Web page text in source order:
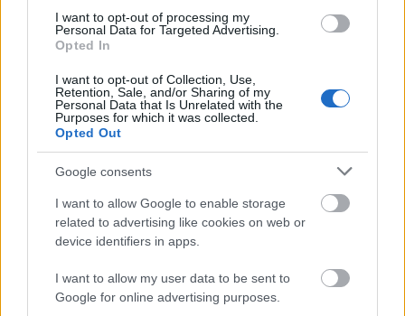
I want to opt-out of processing my
Personal Data for Targeted Advertising.
Opted In
I want to opt-out of Collection, Use,
Retention, Sale, and/or Sharing of my
Personal Data that Is Unrelated with the
Purposes for which it was collected.
Opted Out
Google consents
I want to allow Google to enable storage
related to advertising like cookies on web or
device identifiers in apps.
I want to allow my user data to be sent to
Google for online advertising purposes.
Renault και τη Stellantis να παράγουν χιλιάδες
αυτοκίνητα την ημέρα, υποστηριζόμενα από
δεκάδες καταξιωμένους Αμερικανούς
προμηθευτές. Τώρα ριζώνει και μια αλυσίδα
εφοδιασμού μπαταριών EV. Οι ισχυρές εμπορικές
σχέσεις του Μαρόκου με την Ευρώπη και τις ΗΠΑ,
μαζί με τη φιλόξενη στάση του απέναντι στις
άμεσες ξένες επενδύσεις, το καθιστούν τόπο
συνάντησης όπου εταιρείες που ακροβατούν και
στις δύο πλευρές του αυξανόμενου χάσματος
ΗΠΑ-Κίνας μπορούν να ανταγωνίζονται ή να
συνεργάζονται.